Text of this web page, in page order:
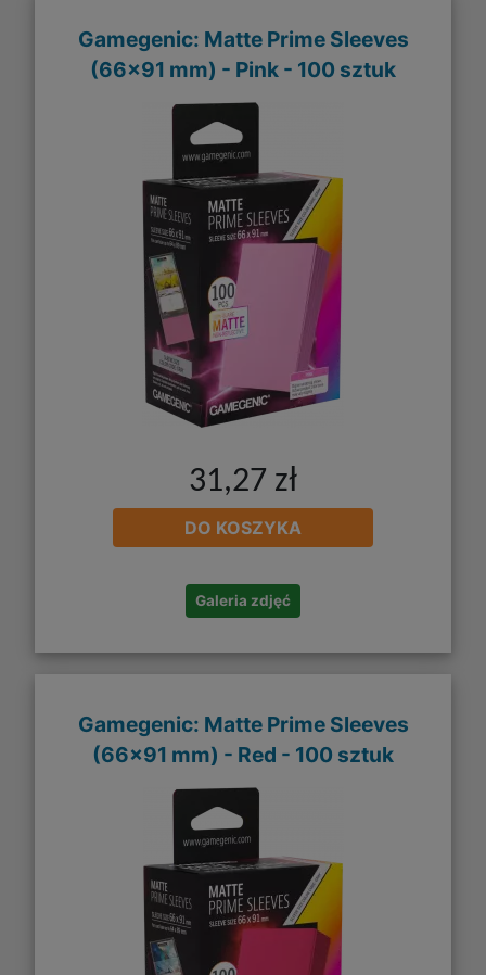
Gamegenic: Matte Prime Sleeves
(66x91 mm) - Pink - 100 sztuk
31,27 zł
DO KOSZYKA
Galeria zdjęć
Gamegenic: Matte Prime Sleeves
(66x91 mm) - Red - 100 sztuk